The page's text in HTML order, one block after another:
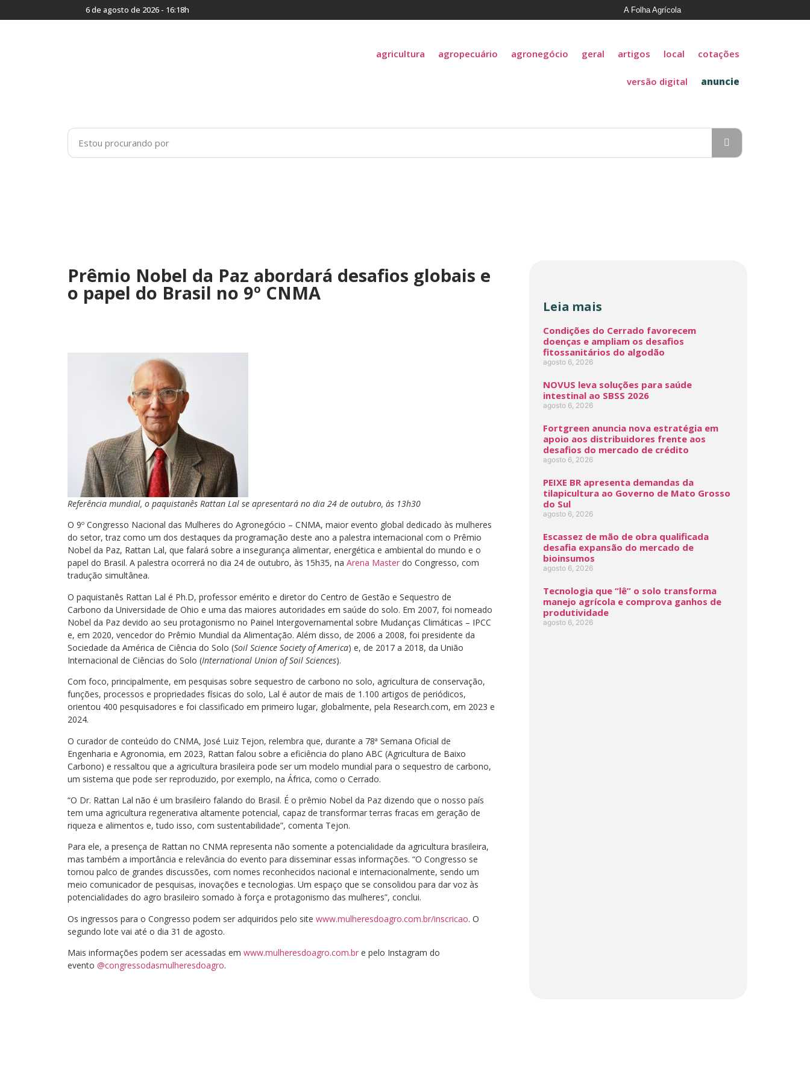
6 de agosto de 2026 - 16:18h A Folha Agrícola
agricultura agropecuário agronegócio geral artigos local cotações
versão digital anuncie
Prêmio Nobel da Paz abordará desafios globais e
o papel do Brasil no 9º CNMA
Referência mundial, o paquistanês Rattan Lal se apresentará no dia 24 de outubro, às 13h30
O 9º Congresso Nacional das Mulheres do Agronegócio – CNMA, maior evento global dedicado às mulheres
do setor, traz como um dos destaques da programação deste ano a palestra internacional com o Prêmio
Nobel da Paz, Rattan Lal, que falará sobre a insegurança alimentar, energética e ambiental do mundo e o
papel do Brasil. A palestra ocorrerá no dia 24 de outubro, às 15h35, na Arena Master do Congresso, com
tradução simultânea.
O paquistanês Rattan Lal é Ph.D, professor emérito e diretor do Centro de Gestão e Sequestro de
Carbono da Universidade de Ohio e uma das maiores autoridades em saúde do solo. Em 2007, foi nomeado
Nobel da Paz devido ao seu protagonismo no Painel Intergovernamental sobre Mudanças Climáticas – IPCC
e, em 2020, vencedor do Prêmio Mundial da Alimentação. Além disso, de 2006 a 2008, foi presidente da
Sociedade da América de Ciência do Solo (Soil Science Society of America) e, de 2017 a 2018, da União
Internacional de Ciências do Solo (International Union of Soil Sciences).
Com foco, principalmente, em pesquisas sobre sequestro de carbono no solo, agricultura de conservação,
funções, processos e propriedades físicas do solo, Lal é autor de mais de 1.100 artigos de periódicos,
orientou 400 pesquisadores e foi classificado em primeiro lugar, globalmente, pela Research.com, em 2023 e
2024.
O curador de conteúdo do CNMA, José Luiz Tejon, relembra que, durante a 78ª Semana Oficial de
Engenharia e Agronomia, em 2023, Rattan falou sobre a eficiência do plano ABC (Agricultura de Baixo
Carbono) e ressaltou que a agricultura brasileira pode ser um modelo mundial para o sequestro de carbono,
um sistema que pode ser reproduzido, por exemplo, na África, como o Cerrado.
“O Dr. Rattan Lal não é um brasileiro falando do Brasil. É o prêmio Nobel da Paz dizendo que o nosso país
tem uma agricultura regenerativa altamente potencial, capaz de transformar terras fracas em geração de
riqueza e alimentos e, tudo isso, com sustentabilidade”, comenta Tejon.
Para ele, a presença de Rattan no CNMA representa não somente a potencialidade da agricultura brasileira,
mas também a importância e relevância do evento para disseminar essas informações. “O Congresso se
tornou palco de grandes discussões, com nomes reconhecidos nacional e internacionalmente, sendo um
meio comunicador de pesquisas, inovações e tecnologias. Um espaço que se consolidou para dar voz às
potencialidades do agro brasileiro somado à força e protagonismo das mulheres”, conclui.
Os ingressos para o Congresso podem ser adquiridos pelo site www.mulheresdoagro.com.br/inscricao. O
segundo lote vai até o dia 31 de agosto.
Mais informações podem ser acessadas em www.mulheresdoagro.com.br e pelo Instagram do
evento @congressodasmulheresdoagro.
Leia mais
Condições do Cerrado favorecem
doenças e ampliam os desafios
fitossanitários do algodão
agosto 6, 2026
NOVUS leva soluções para saúde
intestinal ao SBSS 2026
agosto 6, 2026
Fortgreen anuncia nova estratégia em
apoio aos distribuidores frente aos
desafios do mercado de crédito
agosto 6, 2026
PEIXE BR apresenta demandas da
tilapicultura ao Governo de Mato Grosso
do Sul
agosto 6, 2026
Escassez de mão de obra qualificada
desafia expansão do mercado de
bioinsumos
agosto 6, 2026
Tecnologia que “lê” o solo transforma
manejo agrícola e comprova ganhos de
produtividade
agosto 6, 2026